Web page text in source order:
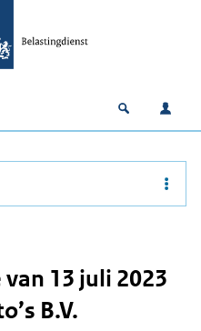
Open
13 juli 2023
B.V.